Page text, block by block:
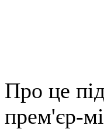
Про це
прем'єр-